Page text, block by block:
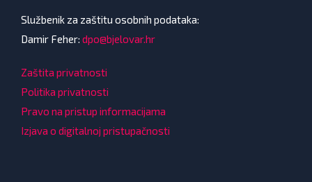
Službenik za zaštitu osobnih podataka:
Damir Feher: dpo@bjelovar.hr
Zaštita privatnosti
Politika privatnosti
Pravo na pristup informacijama
Izjava o digitalnoj pristupačnosti